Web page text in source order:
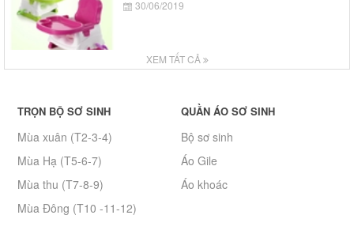
30/06/2019
XEM TẤT CẢ
TRỌN BỘ SƠ SINH
Mùa xuân (T2-3-4)
Mùa Hạ (T5-6-7)
Mùa thu (T7-8-9)
Mùa Đông (T10 -11-12)
QUẦN ÁO SƠ SINH
Bộ sơ sinh
Áo Gile
Áo khoác